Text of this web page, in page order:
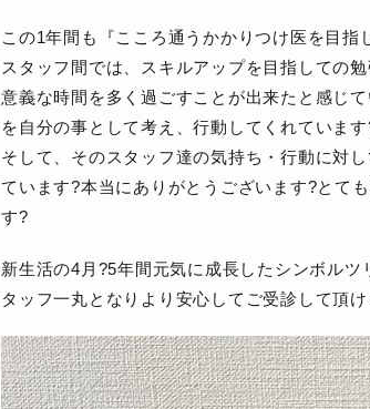
この1年間も『こころ通うかかりつけ医を目
スタッフ間では、スキルアップを目指しての
意義な時間を多く過ごすことが出来たと感じ
を自分の事として考え、行動してくれています
そして、そのスタッフ達の気持ち・行動に対
ています?本当にありがとうございます?とても
す
新生活の4月?5年間元気に成長したシンボル
タッフ一丸となりより安心してご受診して頂